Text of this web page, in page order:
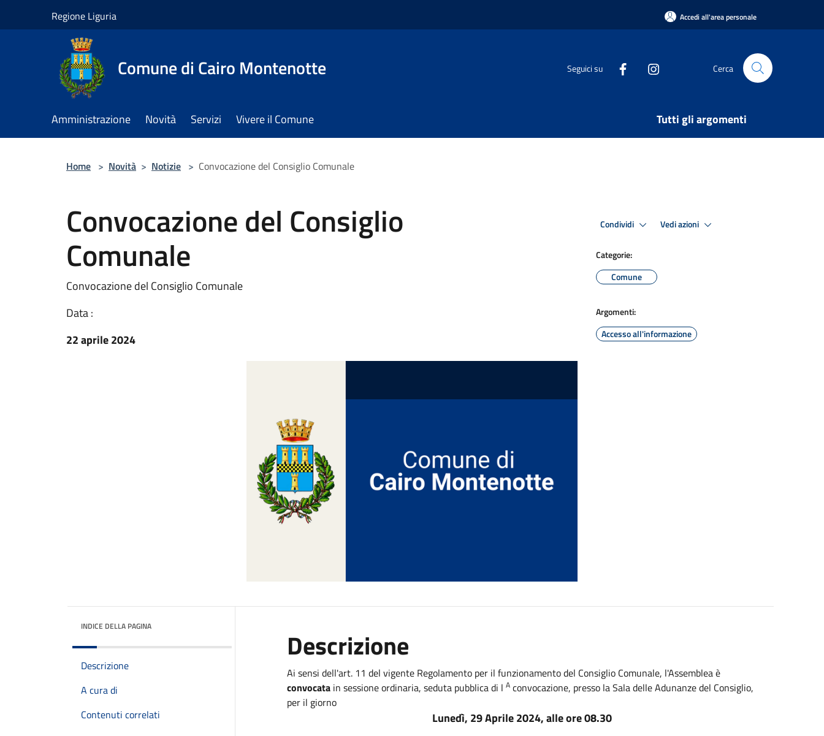
Regione Liguria Accedi all'area personale
Comune di Cairo Montenotte Seguici su Cerca
Amministrazione Novità Servizi Vivere il Comune Tutti gli argomenti
Home > Novità > Notizie > Convocazione del Consiglio Comunale
Convocazione del Consiglio
Comunale
Convocazione del Consiglio Comunale
Data :
22 aprile 2024
Condividi Vedi azioni
Categorie:
Comune
Argomenti:
Accesso all'informazione
INDICE DELLA PAGINA
Descrizione
A cura di
Contenuti correlati
Descrizione
Ai sensi dell'art. 11 del vigente Regolamento per il funzionamento del Consiglio Comunale, l'Assemblea è
convocata in sessione ordinaria, seduta pubblica di l Aconvocazione, presso la Sala delle Adunanze del Consiglio,
per il giorno
Lunedì, 29 Aprile 2024, alle ore 08.30